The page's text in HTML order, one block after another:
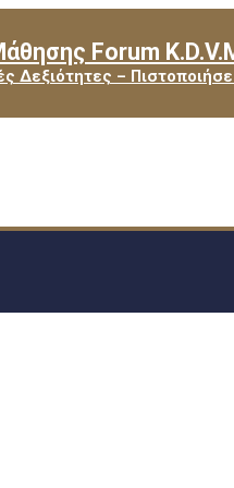
Forum
Δεξιότητες –